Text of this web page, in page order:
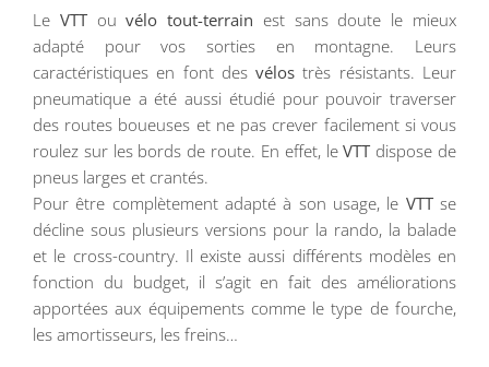
Le VTTouvélo tout-terrain est sans doute le mieux
adapté pour vos sorties en montagne. Leurs
caractéristiques en font desvélos très résistants. Leur
pneumatique a été aussi étudié pour pouvoir traverser
des routes boueuses et ne pas crever facilement si vous
roulez sur les bords de route. En effet, leVTT dispose de
pneus larges et crantés.
Pour être complètement adapté à son usage, le VTTse
décline sous plusieurs versions pour la rando, la balade
et le cross-country. Il existe aussi différents modèles en
fonction du budget, il s’agit en fait des améliorations
apportées aux équipements comme le type de fourche,
les amortisseurs, les freins…